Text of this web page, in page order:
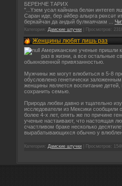
БЕРЕНЧЕ ТАРИХ
"...Үзем усал кайнана белән интегеп
Саран иде, бер әйбер алырга рөхсәт
беркайчан да андый булмаячакм
Категория: Дамские штучки | Просмотров:
Женщины любят лишь раз
Американские ученые пришли
раз в жизни, а все остальные
обыкновенной привязанностью.
Мужчины же могут влюбиться в 5-8
обусловлено генетически
женщины является воспитание
сохранить семью.
Природа любви давно и тщательно
исследователи из Мексики сообщили
более 4-х лет, опять же по причине
ученые настаивают, что настоящая
счастливом браке несколько
вырабатывающихся обычно у
Категория: Дамские штучки | Просмотров: